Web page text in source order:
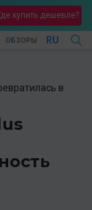
купить дешевле?
ОБЗОРЫ RU
в